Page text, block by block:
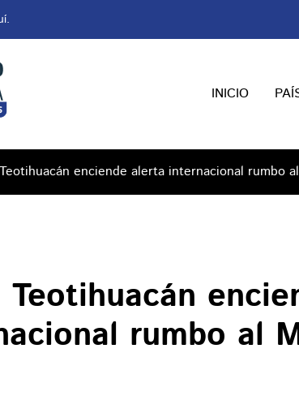
INICIO
enciende alerta internacional rumbo
rumbo al